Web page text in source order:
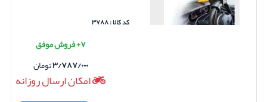
کد کالا : ۳۷۸۸
۷+ فروش موفق
۳/۷۸۷/۰۰۰تومان
امکان ارسال روزانه